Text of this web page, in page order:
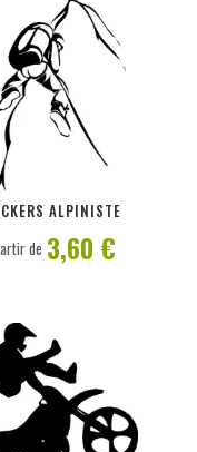
ALPINISTE
PERSONNALISER
de 3,60 €